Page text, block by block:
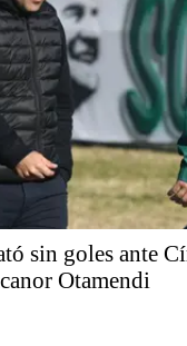
sin goles ante
Otamendi